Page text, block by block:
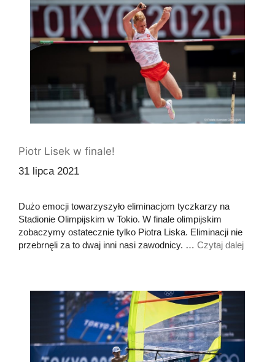
Piotr Lisek w finale!
31 lipca 2021
Dużo emocji towarzyszyło eliminacjom tyczkarzy na
Stadionie Olimpijskim w Tokio. W finale olimpijskim
zobaczymy ostatecznie tylko Piotra Liska. Eliminacji nie
przebrnęli za to dwaj inni nasi zawodnicy. … Czytaj dalej